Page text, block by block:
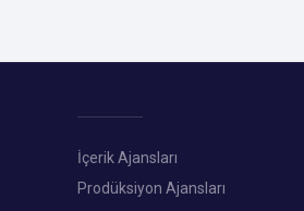
İçerik Ajansları
Prodüksiyon Ajansları